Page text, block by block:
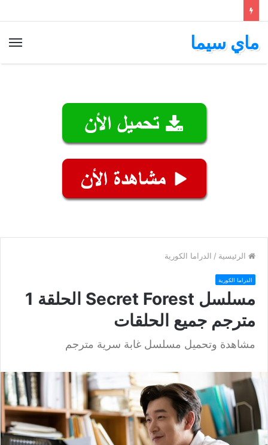
ماي سيما
الرئيسية / الدراما الكورية
الدراما الكورية
مسلسل Secret Forest الحلقة 1
مترجم جميع الحلقات
مشاهدة وتحميل مسلسل غابة سرية مترجم